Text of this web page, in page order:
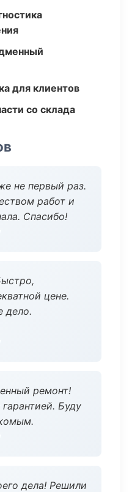
для клиентов
со склада
не первый раз.
работ и
Спасибо!
цене.
дело.
ремонт!
Буду
дела! Решили